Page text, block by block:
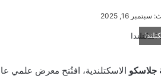
16, 2025
جلاسكو الاسكتلندية، افتُتح معرض علمي